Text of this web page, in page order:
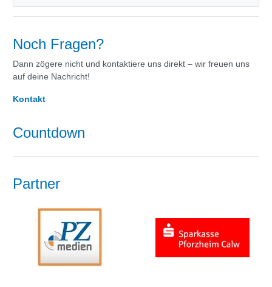
Noch Fragen?
Dann zögere nicht und kontaktiere uns direkt – wir freuen uns
auf deine Nachricht!
Kontakt
Countdown
Partner